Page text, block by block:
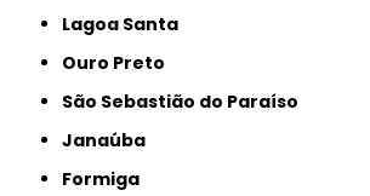
Lagoa Santa
Ouro Preto
São Sebastião do Paraíso
Janaúba
Formiga